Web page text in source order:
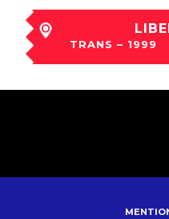
TRANS – 1999